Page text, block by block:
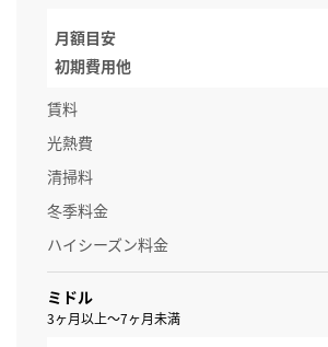
月額目安
初期費用他
賃料
光熱費
清掃料
冬季料金
ハイシーズン料金
ミドル
3ヶ月以上～7ヶ月未満